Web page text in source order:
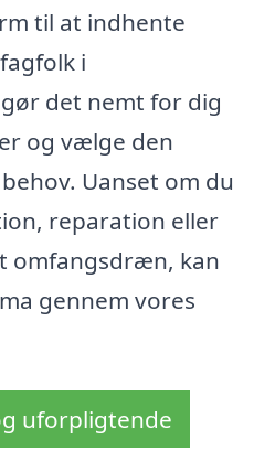
til at indhente
i
det nemt for dig
og vælge den
Uanset om du
reparation eller
omfangsdræn, kan
gennem vores
uforpligtende